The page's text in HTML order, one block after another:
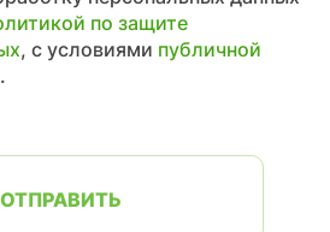
по защите
, с условиями публичной
ОТПРАВИТЬ